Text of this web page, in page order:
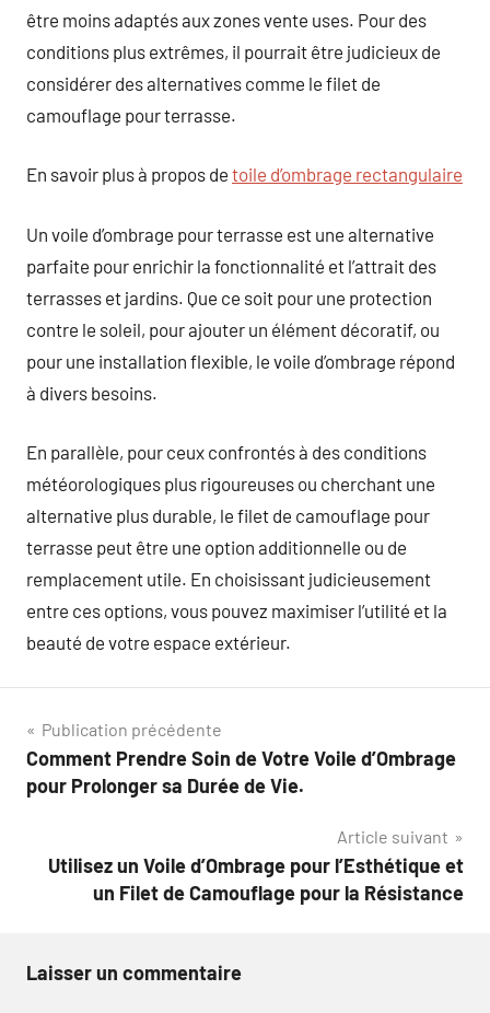
être moins adaptés aux zones vente uses. Pour des
conditions plus extrêmes, il pourrait être judicieux de
considérer des alternatives comme le filet de
camouflage pour terrasse.
En savoir plus à propos de toile d’ombrage rectangulaire
Un voile d’ombrage pour terrasse est une alternative
parfaite pour enrichir la fonctionnalité et l’attrait des
terrasses et jardins. Que ce soit pour une protection
contre le soleil, pour ajouter un élément décoratif, ou
pour une installation flexible, le voile d’ombrage répond
à divers besoins.
En parallèle, pour ceux confrontés à des conditions
météorologiques plus rigoureuses ou cherchant une
alternative plus durable, le filet de camouflage pour
terrasse peut être une option additionnelle ou de
remplacement utile. En choisissant judicieusement
entre ces options, vous pouvez maximiser l’utilité et la
beauté de votre espace extérieur.
Navigation
de
Publication précédente
Comment Prendre Soin de Votre Voile d’Ombrage
pour Prolonger sa Durée de Vie.
Article suivant
Utilisez un Voile d’Ombrage pour l’Esthétique et
un Filet de Camouflage pour la Résistance
Laisser un commentaire